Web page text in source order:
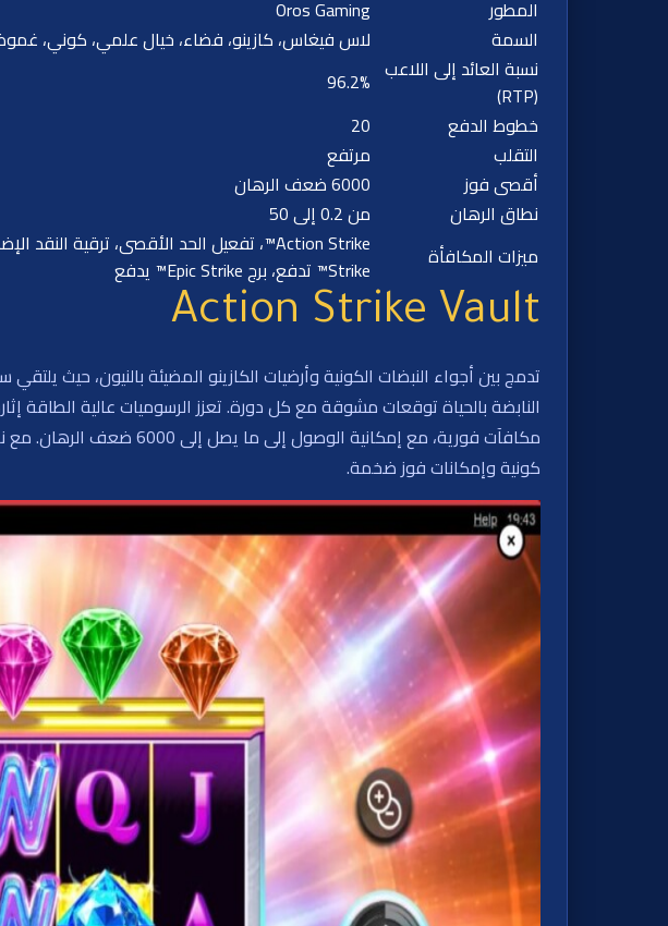
المطور
Oros Gaming
السمة
لاس فيغاس، كازينو، فضاء، خيال علمي، كوني،
نسبة العائد إلى اللاعب
(RTP)
96.2%
خطوط الدفع
20
التقلب
مرتفع
أقصى فوز
6000 ضعف الرهان
نطاق الرهان
من 0.2 إلى 50
ميزات المكافأة
Strike™ تدفع، برج Epic Strike™ يدفع
Action Strike Vault
تدمج بين أجواء النبضات الكونية وأرضيات الكازينو المضيئة بالنيون،
كونية وإمكانات فوز ضخمة.